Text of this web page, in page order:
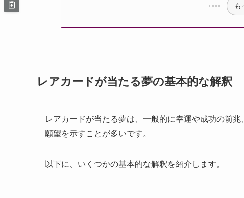
も
レアカードが当たる夢の基本的な解釈
レアカードが当たる夢は、一般的に幸運や成功の前
願望を示すことが多いです。
以下に、いくつかの基本的な解釈を紹介します。